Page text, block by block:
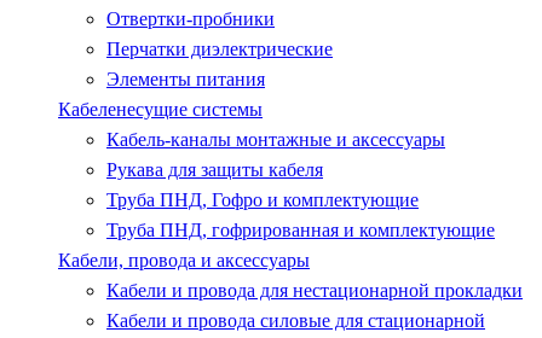
Отвертки-пробники
Перчатки диэлектрические
Элементы питания
Кабеленесущие системы
Кабель-каналы монтажные и аксессуары
Рукава для защиты кабеля
Труба ПНД, Гофро и комплектующие
Труба ПНД, гофрированная и комплектующие
Кабели, провода и аксессуары
Кабели и провода для нестационарной прокладки
Кабели и провода силовые для стационарной